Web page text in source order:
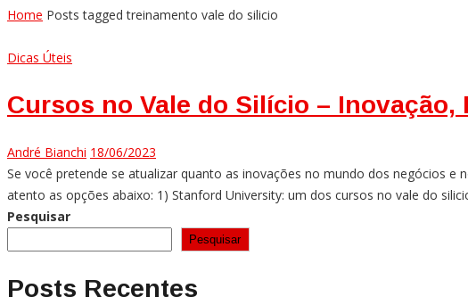
Home Posts tagged treinamento vale do silicio
Dicas Úteis
Cursos no Vale do Silício –
André Bianchi 18/06/2023
Se você pretende se atualizar quanto as inovações no mundo dos negócios
atento as opções abaixo: 1) Stanford University: um dos cursos no vale do
Pesquisar
Pesquisar
Posts Recentes